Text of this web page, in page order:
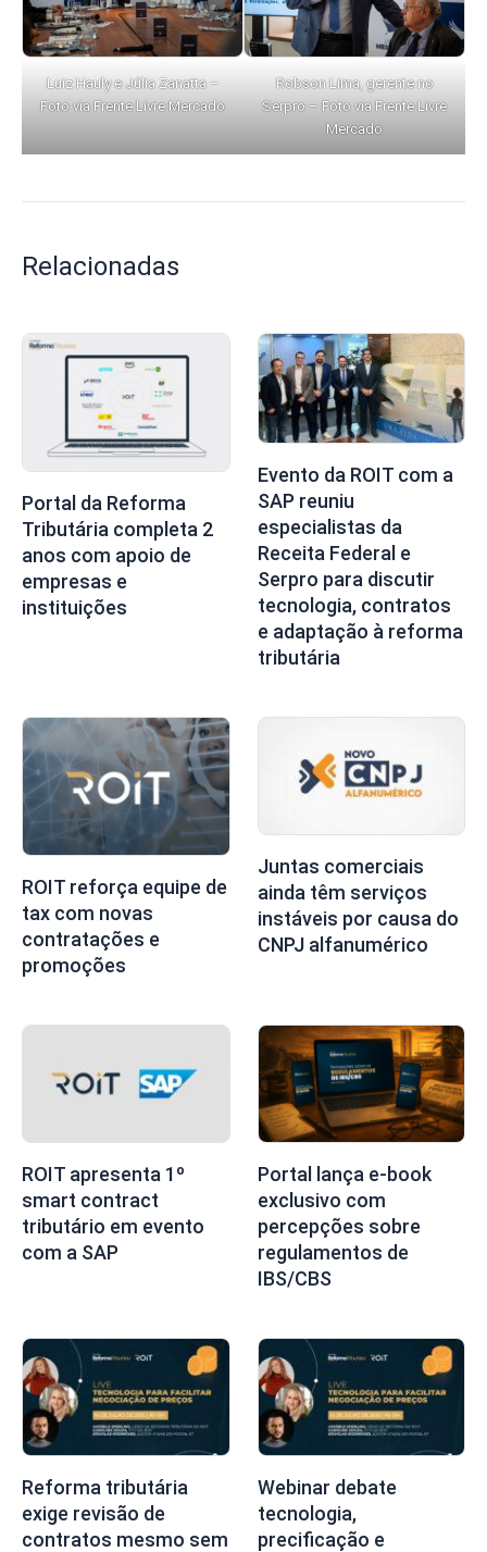
Luiz Hauly e Júlia Zanatta –
Foto via Frente Livre Mercado
Robson Lima, gerente no
Serpro – Foto via Frente Livre
Mercado
Relacionadas
Portal da Reforma
Tributária completa 2
anos com apoio de
empresas e
instituições
Evento da ROIT com a
SAP reuniu
especialistas da
Receita Federal e
Serpro para discutir
tecnologia, contratos
e adaptação à reforma
tributária
ROIT reforça equipe de
tax com novas
contratações e
promoções
Juntas comerciais
ainda têm serviços
instáveis por causa do
CNPJ alfanumérico
ROIT apresenta 1º
smart contract
tributário em evento
com a SAP
Portal lança e-book
exclusivo com
percepções sobre
regulamentos de
IBS/CBS
Reforma tributária
exige revisão de
contratos mesmo sem
Webinar debate
tecnologia,
precificação e